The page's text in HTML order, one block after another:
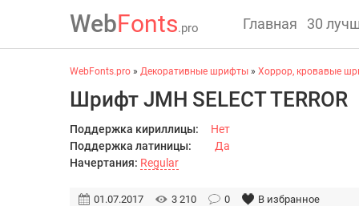
WebFonts.pro Главная 30
WebFonts.pro » Декоративные шрифты » Хоррор, кровавые
Шрифт JMH SELECT TERROR
Поддержка кириллицы:
Нет
Поддержка латиницы:
Да
Начертания: Regular
01.07.2017 3 210 0 В избранное